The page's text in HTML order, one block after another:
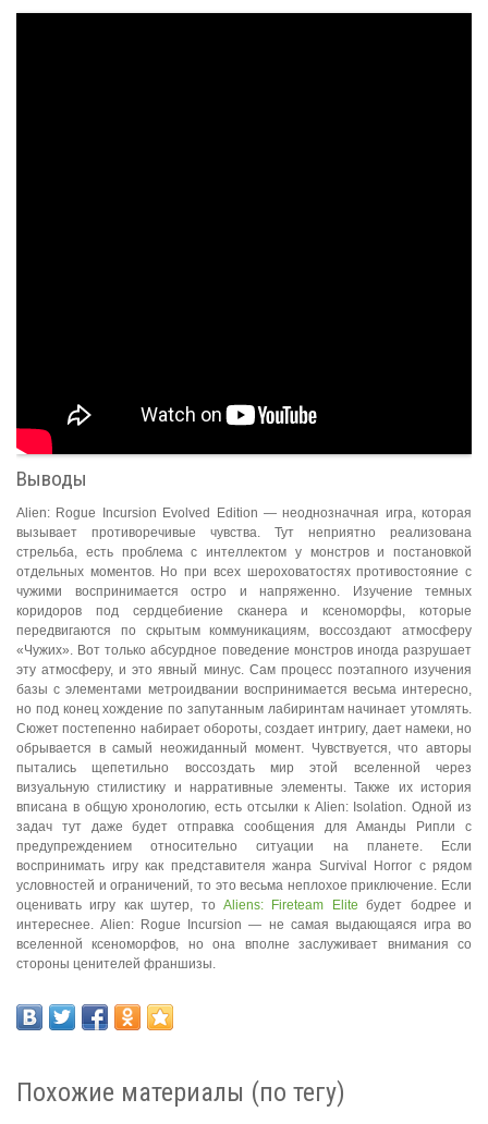
Выводы
Alien: Rogue Incursion Evolved Edition — неоднозначная игра, которая
вызывает противоречивые чувства. Тут неприятно реализована
стрельба, есть проблема с интеллектом у монстров и постановкой
отдельных моментов. Но при всех шероховатостях противостояние с
чужими воспринимается остро и напряженно. Изучение темных
коридоров под сердцебиение сканера и ксеноморфы, которые
передвигаются по скрытым коммуникациям, воссоздают атмосферу
«Чужих». Вот только абсурдное поведение монстров иногда разрушает
эту атмосферу, и это явный минус. Сам процесс поэтапного изучения
базы с элементами метроидвании воспринимается весьма интересно,
но под конец хождение по запутанным лабиринтам начинает утомлять.
Сюжет постепенно набирает обороты, создает интригу, дает намеки, но
обрывается в самый неожиданный момент. Чувствуется, что авторы
пытались щепетильно воссоздать мир этой вселенной через
визуальную стилистику и нарративные элементы. Также их история
вписана в общую хронологию, есть отсылки к Alien: Isolation. Одной из
задач тут даже будет отправка сообщения для Аманды Рипли с
предупреждением относительно ситуации на планете. Если
воспринимать игру как представителя жанра Survival Horror с рядом
условностей и ограничений, то это весьма неплохое приключение. Если
оценивать игру как шутер, то Aliens: Fireteam Elite будет бодрее и
интереснее. Alien: Rogue Incursion — не самая выдающаяся игра во
вселенной ксеноморфов, но она вполне заслуживает внимания со
стороны ценителей франшизы.
Похожие материалы (по тегу)